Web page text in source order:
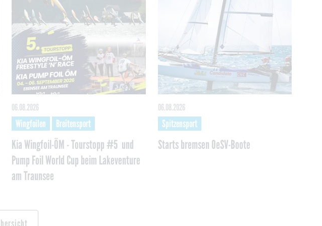
Kia Wingfoil-ÖM - Tourstopp #5 und
Pump Foil World Cup beim Lakeventure
am Traunsee
Wingfoilen Breitensport
06.08.2026
Starts bremsen OeSV-Boote
Spitzensport
06.08.2026